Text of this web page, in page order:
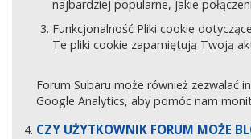
najbardziej popularne, jakie
Funkcjonalność Pliki cookie
Te pliki cookie zapamiętują Twoją
Forum Subaru może również zezwalać
Google Analytics, aby pomóc nam
CZY UŻYTKOWNIK FORUM MOŻE